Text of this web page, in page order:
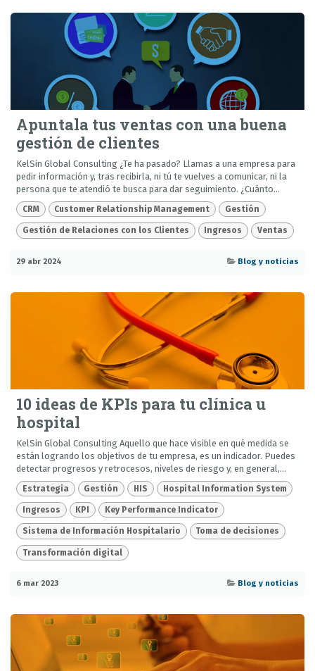
Apuntala tus ventas con una buena
gestión de clientes
KelSin Global Consulting ¿Te ha pasado? Llamas a una empresa para
pedir información y, tras recibirla, ni tú te vuelves a comunicar, ni la
persona que te atendió te busca para dar seguimiento. ¿Cuánto...
CRM Customer Relationship Management Gestión
Gestión de Relaciones con los Clientes Ingresos Ventas
29 abr 2024 Blog y noticias
10 ideas de KPIs para tu clínica u
hospital
KelSin Global Consulting Aquello que hace visible en qué medida se
están logrando los objetivos de tu empresa, es un indicador. Puedes
detectar progresos y retrocesos, niveles de riesgo y, en general,...
Estrategia Gestión HIS Hospital Information System
Ingresos KPI Key Performance Indicator
Sistema de Información Hospitalario Toma de decisiones
Transformación digital
6 mar 2023 Blog y noticias